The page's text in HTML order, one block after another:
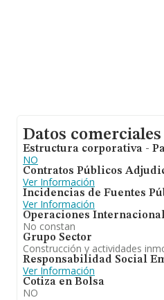
Datos comerciales
Estructura corporativa -
NO
Contratos Públicos
Ver Información
Incidencias de Fuentes
Ver Información
Operaciones
No constan
Grupo Sector
Construcción y actividades
Responsabilidad Social
Ver Información
Cotiza en Bolsa
NO